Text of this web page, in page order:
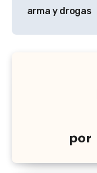
arma y drogas
por